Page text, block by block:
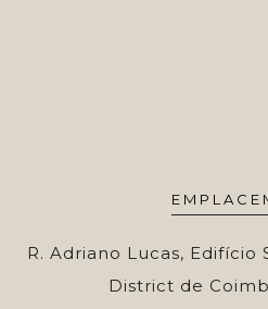
R. Adriano Lucas, Edifício
District de